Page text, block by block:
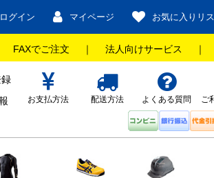
グイン マイページ お気に入りリ
FAXでご注文 ｜ 法人向けサービス ｜
録
お支払方法 配送方法 よくある質問 ご